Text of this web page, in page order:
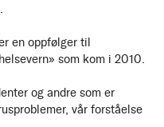
en oppfølger til
som kom i 2010.
og andre som er
vår forståelse